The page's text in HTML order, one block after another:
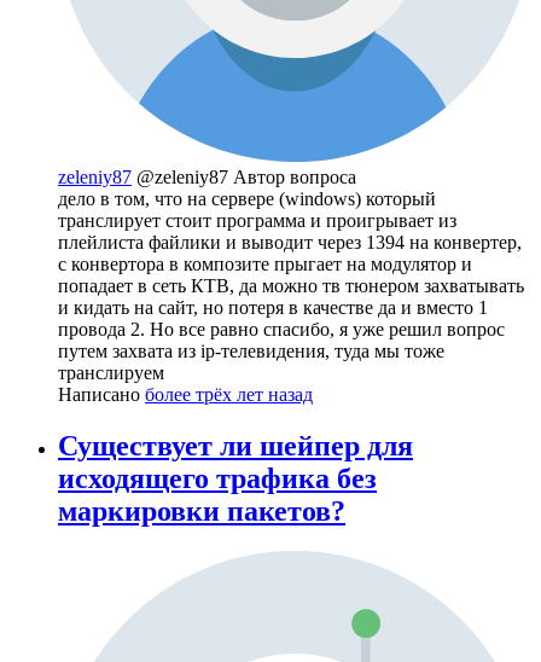
zeleniy87 @zeleniy87 Автор вопроса
дело в том, что на сервере (windows) который
транслирует стоит программа и проигрывает из
плейлиста файлики и выводит через 1394 на конвертер,
с конвертора в композите прыгает на модулятор и
попадает в сеть КТВ, да можно тв тюнером захватывать
и кидать на сайт, но потеря в качестве да и вместо 1
провода 2. Но все равно спасибо, я уже решил вопрос
путем захвата из ip-телевидения, туда мы тоже
транслируем
Написано более трёх лет назад
Существует ли шейпер для
исходящего трафика без
маркировки пакетов?